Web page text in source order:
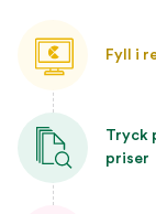
Fyll i
Tryck
priser